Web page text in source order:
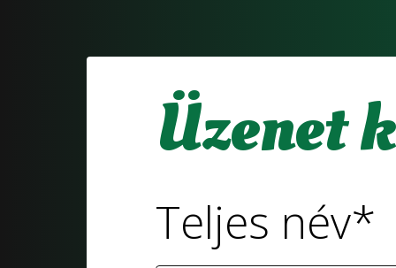
Üzenet
Teljes név*